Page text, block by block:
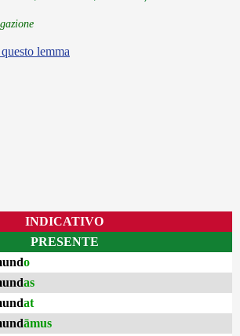
lemma
INDICATIVO
PRESENTE
o
as
at
āmus